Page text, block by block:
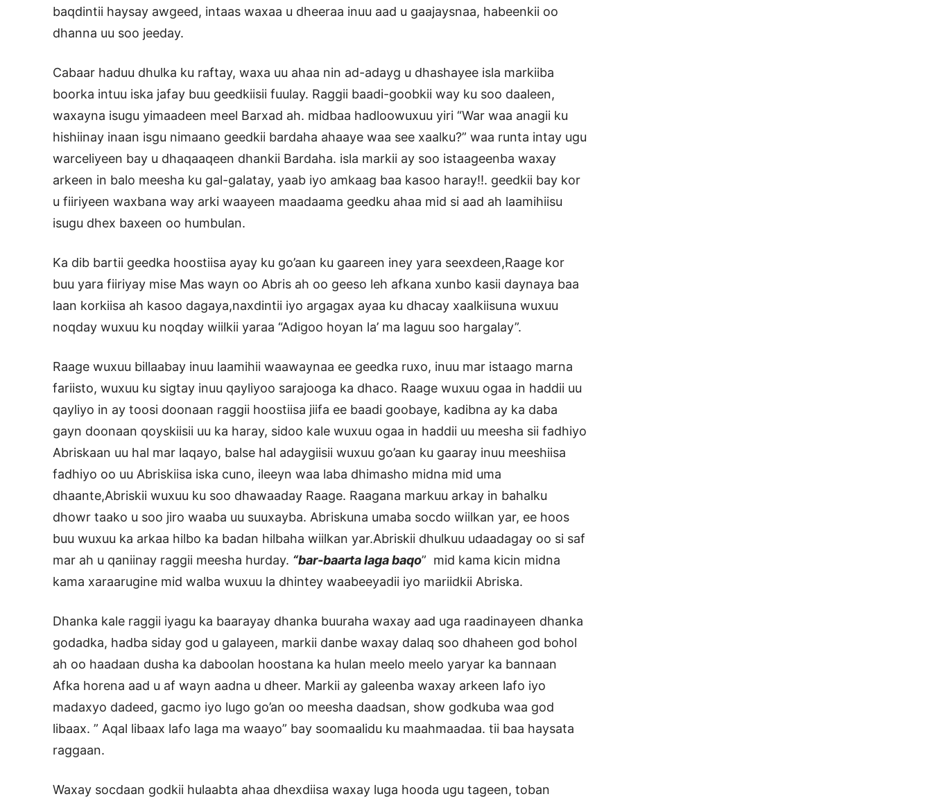
baqdintii haysay awgeed, intaas waxaa u dheeraa inuu aad u gaajaysnaa, habeenkii oo
dhanna uu soo jeeday.
Cabaar haduu dhulka ku raftay, waxa uu ahaa nin ad-adayg u dhashayee isla markiiba
boorka intuu iska jafay buu geedkiisii fuulay. Raggii baadi-goobkii way ku soo daaleen,
waxayna isugu yimaadeen meel Barxad ah. midbaa hadloowuxuu yiri “War waa anagii ku
hishiinay inaan isgu nimaano geedkii bardaha ahaaye waa see xaalku?” waa runta intay ugu
warceliyeen bay u dhaqaaqeen dhankii Bardaha. isla markii ay soo istaageenba waxay
arkeen in balo meesha ku gal-galatay, yaab iyo amkaag baa kasoo haray!!. geedkii bay kor
u fiiriyeen waxbana way arki waayeen maadaama geedku ahaa mid si aad ah laamihiisu
isugu dhex baxeen oo humbulan.
Ka dib bartii geedka hoostiisa ayay ku go’aan ku gaareen iney yara seexdeen,Raage kor
buu yara fiiriyay mise Mas wayn oo Abris ah oo geeso leh afkana xunbo kasii daynaya baa
laan korkiisa ah kasoo dagaya,naxdintii iyo argagax ayaa ku dhacay xaalkiisuna wuxuu
noqday wuxuu ku noqday wiilkii yaraa “Adigoo hoyan la’ ma laguu soo hargalay”.
Raage wuxuu billaabay inuu laamihii waawaynaa ee geedka ruxo, inuu mar istaago marna
fariisto, wuxuu ku sigtay inuu qayliyoo sarajooga ka dhaco. Raage wuxuu ogaa in haddii uu
qayliyo in ay toosi doonaan raggii hoostiisa jiifa ee baadi goobaye, kadibna ay ka daba
gayn doonaan qoyskiisii uu ka haray, sidoo kale wuxuu ogaa in haddii uu meesha sii fadhiyo
Abriskaan uu hal mar laqayo, balse hal adaygiisii wuxuu go’aan ku gaaray inuu meeshiisa
fadhiyo oo uu Abriskiisa iska cuno, ileeyn waa laba dhimasho midna mid uma
dhaante,Abriskii wuxuu ku soo dhawaaday Raage. Raagana markuu arkay in bahalku
dhowr taako u soo jiro waaba uu suuxayba. Abriskuna umaba socdo wiilkan yar, ee hoos
buu wuxuu ka arkaa hilbo ka badan hilbaha wiilkan yar.Abriskii dhulkuu udaadagay oo si saf
mar ah u qaniinay raggii meesha hurday. “bar-baarta laga baqo” mid kama kicin midna
kama xaraarugine mid walba wuxuu la dhintey waabeeyadii iyo mariidkii Abriska.
Dhanka kale raggii iyagu ka baarayay dhanka buuraha waxay aad uga raadinayeen dhanka
godadka, hadba siday god u galayeen, markii danbe waxay dalaq soo dhaheen god bohol
ah oo haadaan dusha ka daboolan hoostana ka hulan meelo meelo yaryar ka bannaan
Afka horena aad u af wayn aadna u dheer. Markii ay galeenba waxay arkeen lafo iyo
madaxyo dadeed, gacmo iyo lugo go’an oo meesha daadsan, show godkuba waa god
libaax. ” Aqal libaax lafo laga ma waayo” bay soomaalidu ku maahmaadaa. tii baa haysata
raggaan.
Waxay socdaan godkii hulaabta ahaa dhexdiisa waxay luga hooda ugu tageen, toban